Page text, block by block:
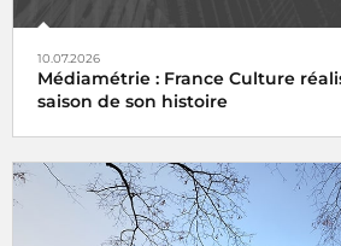
10.07.2026
Médiamétrie : France Culture
saison de son histoire